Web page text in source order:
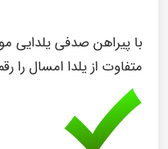
با پیراهن صدفی
متفاوت از یلدا امسال را